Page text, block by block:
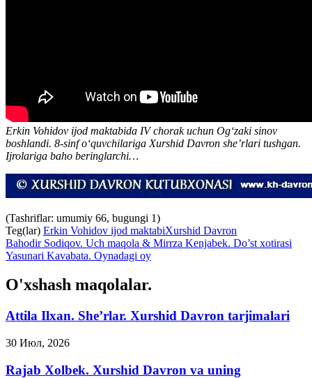
Erkin Vohidov ijod maktabida IV chorak uchun Ogʻzaki sinov
boshlandi. 8-sinf oʻquvchilariga Xurshid Davron she’rlari tushgan.
Ijrolariga baho beringlarchi…
(Tashriflar: umumiy 66, bugungi 1)
Teg(lar) Erkin Vohidov ijod maktabiXurshid Davron
Bahodir Sodiqov. Uch maqola & Mirrza Kenjabek. Do’st xotirasi
Yasunari Kavabata. Oynadagi oy
O'xshash maqolalar.
Attila Ilxan. She’rlar. Xurshid Davron tarjimalari
30 Июл, 2026
Rajab Xolbek. Xurshid Davron va uning